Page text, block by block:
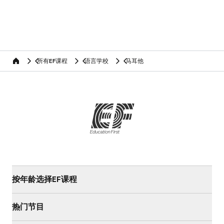
home 所有EF课程 语言学校 马耳他
按年龄选择EF课程
热门节目